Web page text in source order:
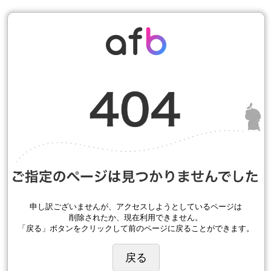
申し訳ございませんが、アクセスしようとしているページは
削除されたか、現在利用できません。
「戻る」ボタンをクリックして前のページに戻ることができます。
戻る